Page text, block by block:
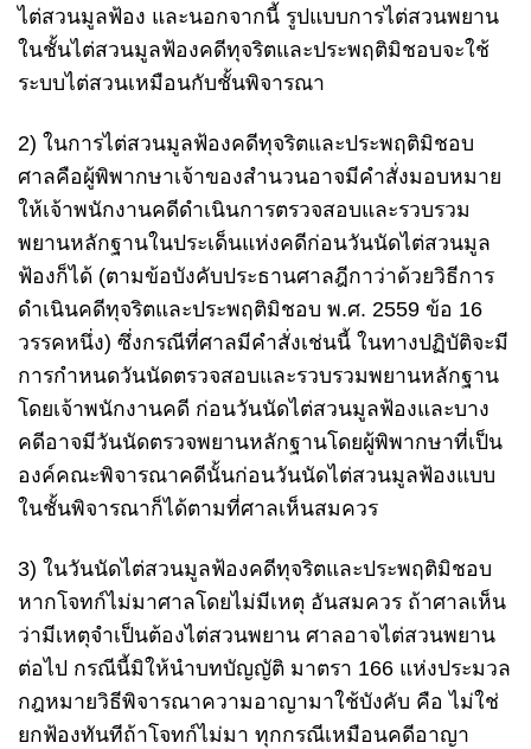
ไต่สวนมูลฟ้อง และนอกจากนี้ รูปแบบการไต่สวนพยาน
ในชั้นไต่สวนมูลฟ้องคดีทุจริตและประพฤติมิชอบจะใช้
ระบบไต่สวนเหมือนกับชั้นพิจารณา
2) ในการไต่สวนมูลฟ้องคดีทุจริตและประพฤติมิชอบ
ศาลคือผู้พิพากษาเจ้าของสำนวนอาจมีคำสั่งมอบหมาย
ให้เจ้าพนักงานคดีดำเนินการตรวจสอบและรวบรวม
พยานหลักฐานในประเด็นแห่งคดีก่อนวันนัดไต่สวนมูล
ฟ้องก็ได้ (ตามข้อบังคับประธานศาลฎีกาว่าด้วยวิธีการ
ดำเนินคดีทุจริตและประพฤติมิชอบ พ.ศ. 2559 ข้อ 16
วรรคหนึ่ง) ซึ่งกรณีที่ศาลมีคำสั่งเช่นนี้ ในทางปฏิบัติจะมี
การกำหนดวันนัดตรวจสอบและรวบรวมพยานหลักฐาน
โดยเจ้าพนักงานคดี ก่อนวันนัดไต่สวนมูลฟ้องและบาง
คดีอาจมีวันนัดตรวจพยานหลักฐานโดยผู้พิพากษาที่เป็น
องค์คณะพิจารณาคดีนั้นก่อนวันนัดไต่สวนมูลฟ้องแบบ
ในชั้นพิจารณาก็ได้ตามที่ศาลเห็นสมควร
3) ในวันนัดไต่สวนมูลฟ้องคดีทุจริตและประพฤติมิชอบ
หากโจทก์ไม่มาศาลโดยไม่มีเหตุ อันสมควร ถ้าศาลเห็น
ว่ามีเหตุจำเป็นต้องไต่สวนพยาน ศาลอาจไต่สวนพยาน
ต่อไป กรณีนี้มิให้นำบทบัญญัติ มาตรา 166 แห่งประมวล
กฎหมายวิธีพิจารณาความอาญามาใช้บังคับ คือ ไม่ใช่
ยกฟ้องทันทีถ้าโจทก์ไม่มา ทุกกรณีเหมือนคดีอาญา